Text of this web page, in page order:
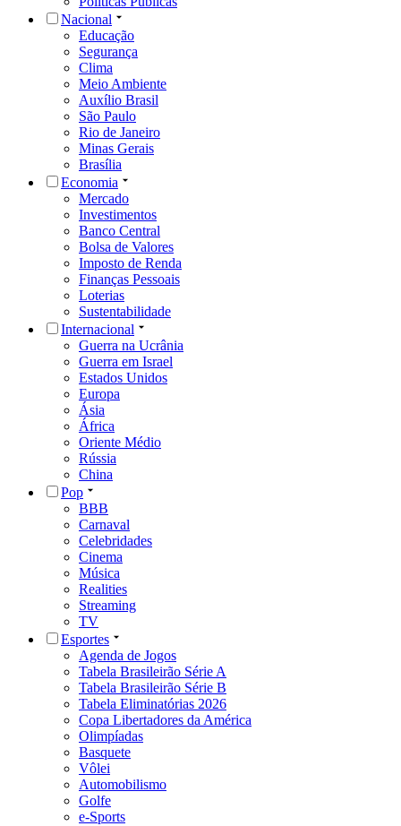
Nacional
Educação
Segurança
Clima
Meio Ambiente
Auxílio Brasil
São Paulo
Rio de Janeiro
Minas Gerais
Brasília
Economia
Mercado
Investimentos
Banco Central
Bolsa de Valores
Imposto de Renda
Finanças Pessoais
Loterias
Sustentabilidade
Internacional
Guerra na Ucrânia
Guerra em Israel
Estados Unidos
Europa
Ásia
África
Oriente Médio
Rússia
China
Pop
BBB
Carnaval
Celebridades
Cinema
Música
Realities
Streaming
TV
Esportes
Agenda de Jogos
Tabela Brasileirão Série A
Tabela Brasileirão Série B
Tabela Eliminatórias 2026
Copa Libertadores da América
Olimpíadas
Basquete
Vôlei
Automobilismo
Golfe
e-Sports